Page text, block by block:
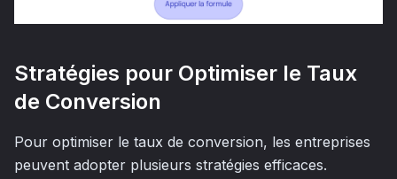
Stratégies pour Optimiser le Taux
de Conversion
Pour optimiser le taux de conversion, les entreprises
peuvent adopter plusieurs stratégies efficaces.